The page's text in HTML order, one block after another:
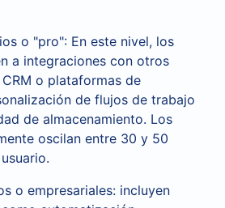
o "pro": En este nivel, los
a integraciones con otros
o plataformas de
de flujos de trabajo
de almacenamiento. Los
oscilan entre 30 y 50
o empresariales: incluyen